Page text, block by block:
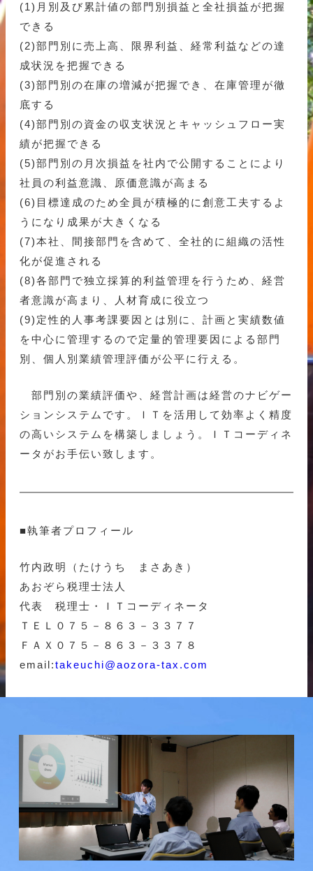
(1)月別及び累計値の部門別損益と全社損益が把握
できる
(2)部門別に売上高、限界利益、経常利益などの達
成状況を把握できる
(3)部門別の在庫の増減が把握でき、在庫管理が徹
底する
(4)部門別の資金の収支状況とキャッシュフロー実
績が把握できる
(5)部門別の月次損益を社内で公開することにより
社員の利益意識、原価意識が高まる
(6)目標達成のため全員が積極的に創意工夫するよ
うになり成果が大きくなる
(7)本社、間接部門を含めて、全社的に組織の活性
化が促進される
(8)各部門で独立採算的利益管理を行うため、経営
者意識が高まり、人材育成に役立つ
(9)定性的人事考課要因とは別に、計画と実績数値
を中心に管理するので定量的管理要因による部門
別、個人別業績管理評価が公平に行える。
部門別の業績評価や、経営計画は経営のナビゲー
ションシステムです。ＩＴを活用して効率よく精度
の高いシステムを構築しましょう。ＩＴコーディネ
ータがお手伝い致します。
■執筆者プロフィール
竹内政明（たけうち まさあき）
あおぞら税理士法人
代表 税理士・ＩＴコーディネータ
ＴＥＬ０７５－８６３－３３７７
ＦＡＸ０７５－８６３－３３７８
email:takeuchi@aozora-tax.com